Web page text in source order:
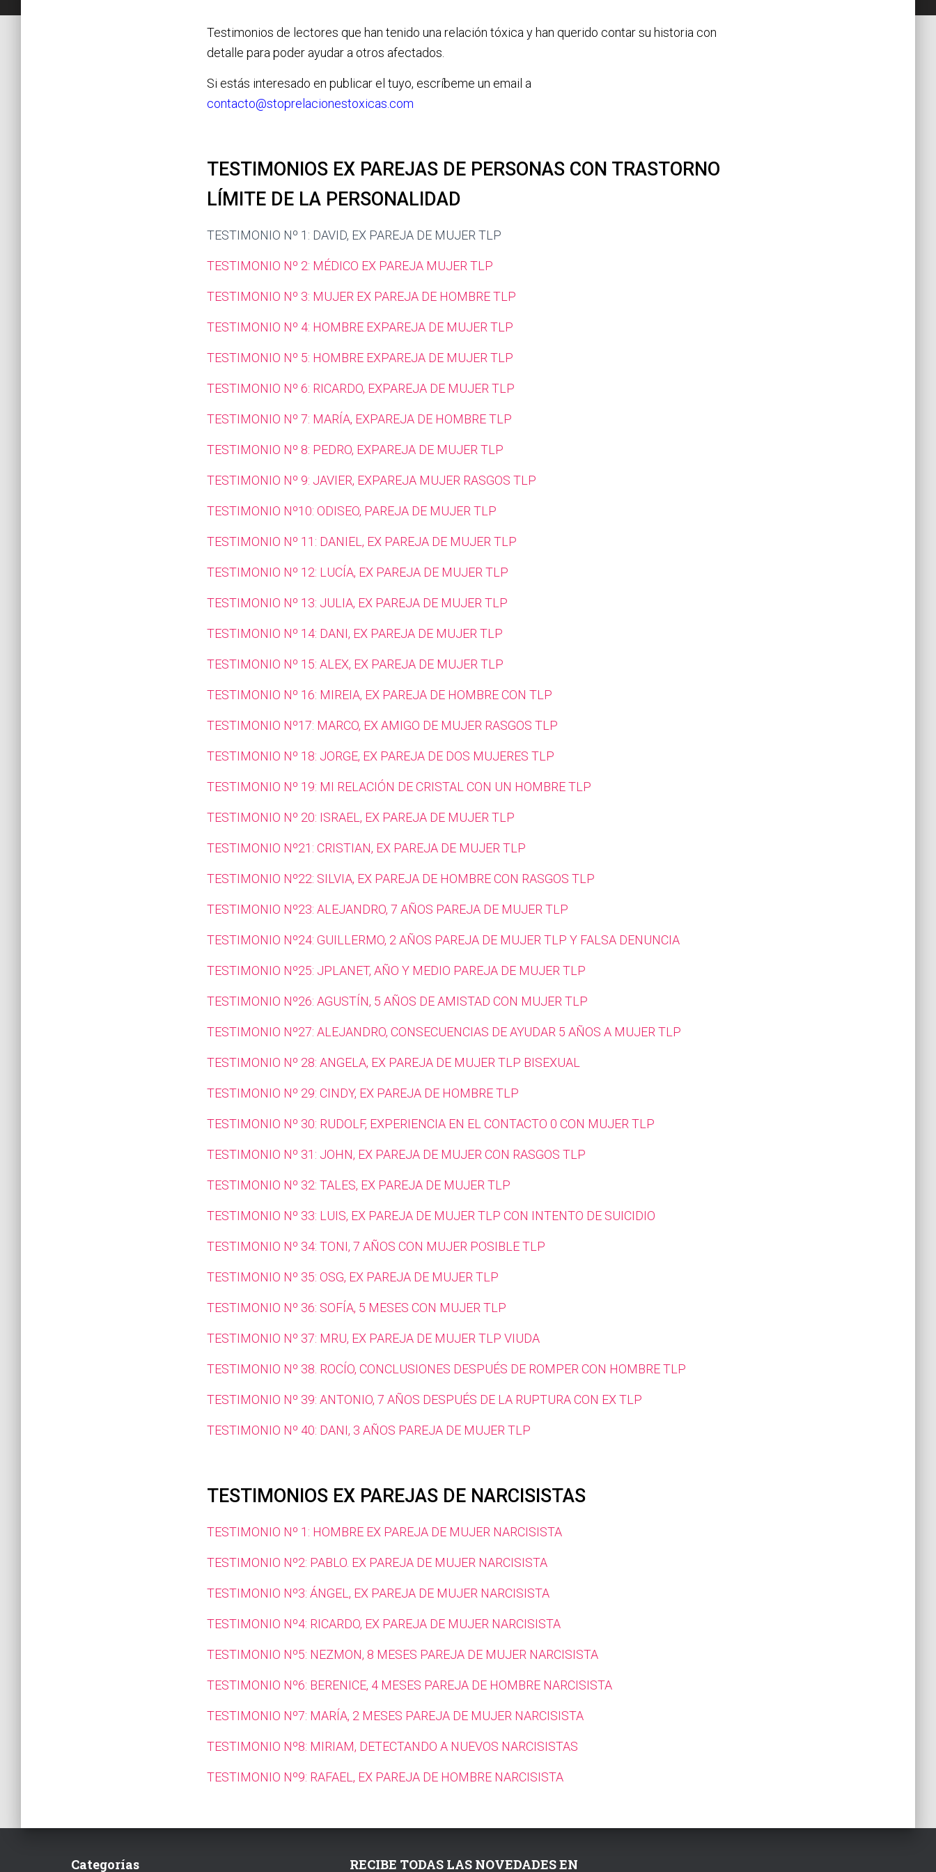
Testimonios de lectores que han tenido una relación tóxica y han querido contar su historia con
detalle para poder ayudar a otros afectados.
Si estás interesado en publicar el tuyo, escríbeme un email a
contacto@stoprelacionestoxicas.com
TESTIMONIOS EX PAREJAS DE PERSONAS CON TRASTORNO
LÍMITE DE LA PERSONALIDAD
TESTIMONIO Nº 1: DAVID, EX PAREJA DE MUJER TLP
TESTIMONIO Nº 2: MÉDICO EX PAREJA MUJER TLP
TESTIMONIO Nº 3: MUJER EX PAREJA DE HOMBRE TLP
TESTIMONIO Nº 4: HOMBRE EXPAREJA DE MUJER TLP
TESTIMONIO Nº 5: HOMBRE EXPAREJA DE MUJER TLP
TESTIMONIO Nº 6: RICARDO, EXPAREJA DE MUJER TLP
TESTIMONIO Nº 7: MARÍA, EXPAREJA DE HOMBRE TLP
TESTIMONIO Nº 8: PEDRO, EXPAREJA DE MUJER TLP
TESTIMONIO Nº 9: JAVIER, EXPAREJA MUJER RASGOS TLP
TESTIMONIO Nº10: ODISEO, PAREJA DE MUJER TLP
TESTIMONIO Nº 11: DANIEL, EX PAREJA DE MUJER TLP
TESTIMONIO Nº 12: LUCÍA, EX PAREJA DE MUJER TLP
TESTIMONIO Nº 13: JULIA, EX PAREJA DE MUJER TLP
TESTIMONIO Nº 14: DANI, EX PAREJA DE MUJER TLP
TESTIMONIO Nº 15: ALEX, EX PAREJA DE MUJER TLP
TESTIMONIO Nº 16: MIREIA, EX PAREJA DE HOMBRE CON TLP
TESTIMONIO Nº17: MARCO, EX AMIGO DE MUJER RASGOS TLP
TESTIMONIO Nº 18: JORGE, EX PAREJA DE DOS MUJERES TLP
TESTIMONIO Nº 19: MI RELACIÓN DE CRISTAL CON UN HOMBRE TLP
TESTIMONIO Nº 20: ISRAEL, EX PAREJA DE MUJER TLP
TESTIMONIO Nº21: CRISTIAN, EX PAREJA DE MUJER TLP
TESTIMONIO Nº22: SILVIA, EX PAREJA DE HOMBRE CON RASGOS TLP
TESTIMONIO Nº23: ALEJANDRO, 7 AÑOS PAREJA DE MUJER TLP
TESTIMONIO Nº24: GUILLERMO, 2 AÑOS PAREJA DE MUJER TLP Y FALSA DENUNCIA
TESTIMONIO Nº25: JPLANET, AÑO Y MEDIO PAREJA DE MUJER TLP
TESTIMONIO Nº26: AGUSTÍN, 5 AÑOS DE AMISTAD CON MUJER TLP
TESTIMONIO Nº27: ALEJANDRO, CONSECUENCIAS DE AYUDAR 5 AÑOS A MUJER TLP
TESTIMONIO Nº 28: ANGELA, EX PAREJA DE MUJER TLP BISEXUAL
TESTIMONIO Nº 29: CINDY, EX PAREJA DE HOMBRE TLP
TESTIMONIO Nº 30: RUDOLF, EXPERIENCIA EN EL CONTACTO 0 CON MUJER TLP
TESTIMONIO Nº 31: JOHN, EX PAREJA DE MUJER CON RASGOS TLP
TESTIMONIO Nº 32: TALES, EX PAREJA DE MUJER TLP
TESTIMONIO Nº 33: LUIS, EX PAREJA DE MUJER TLP CON INTENTO DE SUICIDIO
TESTIMONIO Nº 34: TONI, 7 AÑOS CON MUJER POSIBLE TLP
TESTIMONIO Nº 35: OSG, EX PAREJA DE MUJER TLP
TESTIMONIO Nº 36: SOFÍA, 5 MESES CON MUJER TLP
TESTIMONIO Nº 37: MRU, EX PAREJA DE MUJER TLP VIUDA
TESTIMONIO Nº 38. ROCÍO, CONCLUSIONES DESPUÉS DE ROMPER CON HOMBRE TLP
TESTIMONIO Nº 39: ANTONIO, 7 AÑOS DESPUÉS DE LA RUPTURA CON EX TLP
TESTIMONIO Nº 40: DANI, 3 AÑOS PAREJA DE MUJER TLP
TESTIMONIOS EX PAREJAS DE NARCISISTAS
TESTIMONIO Nº 1: HOMBRE EX PAREJA DE MUJER NARCISISTA
TESTIMONIO Nº2: PABLO. EX PAREJA DE MUJER NARCISISTA
TESTIMONIO Nº3: ÁNGEL, EX PAREJA DE MUJER NARCISISTA
TESTIMONIO Nº4: RICARDO, EX PAREJA DE MUJER NARCISISTA
TESTIMONIO Nº5: NEZMON, 8 MESES PAREJA DE MUJER NARCISISTA
TESTIMONIO Nº6: BERENICE, 4 MESES PAREJA DE HOMBRE NARCISISTA
TESTIMONIO Nº7: MARÍA, 2 MESES PAREJA DE MUJER NARCISISTA
TESTIMONIO Nº8: MIRIAM, DETECTANDO A NUEVOS NARCISISTAS
TESTIMONIO Nº9: RAFAEL, EX PAREJA DE HOMBRE NARCISISTA
Categorías RECIBE TODAS LAS NOVEDADES EN